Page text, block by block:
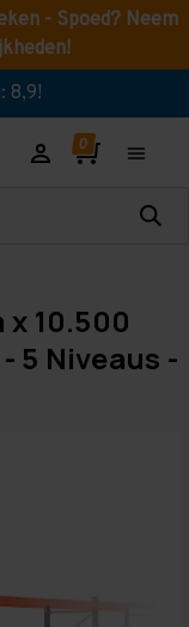
- Spoed? Neem
8,9!
10.500
5 Niveaus -